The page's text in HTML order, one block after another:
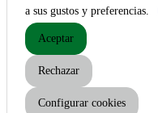
a sus gustos y preferencias.
Aceptar
Rechazar
Configurar cookies